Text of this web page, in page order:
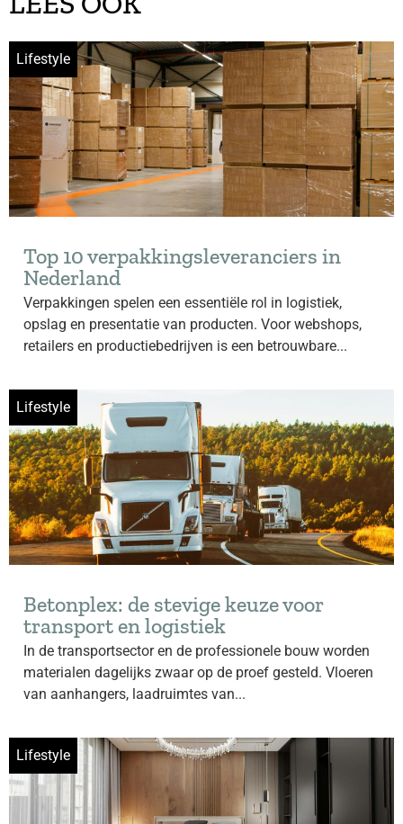
Lifestyle
Top 10 verpakkingsleveranciers in
Nederland
Verpakkingen spelen een essentiële rol in logistiek,
opslag en presentatie van producten. Voor webshops,
retailers en productiebedrijven is een betrouwbare...
Lifestyle
Betonplex: de stevige keuze voor
transport en logistiek
In de transportsector en de professionele bouw worden
materialen dagelijks zwaar op de proef gesteld. Vloeren
van aanhangers, laadruimtes van...
Lifestyle